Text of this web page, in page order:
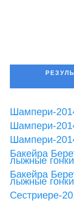
Шампери-
Шампери-
Шампери-
Бакейра
лыжные
Бакейра
лыжные
Сестриере-